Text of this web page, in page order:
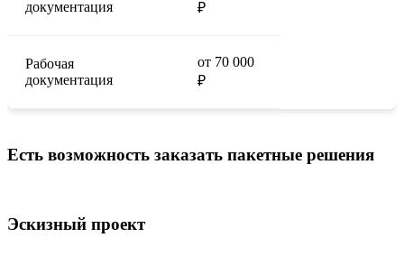
документация
₽
Рабочая
документация
от 70 000
₽
Есть возможность заказать пакетные решения
Эскизный проект